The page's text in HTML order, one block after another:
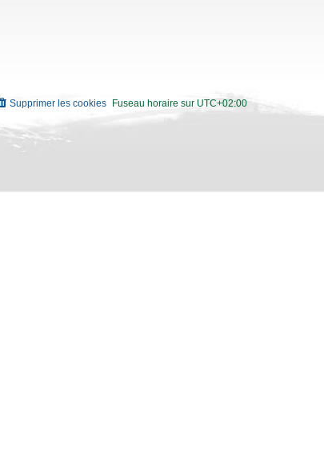
Fuseau horaire sur UTC+02:00
Supprimer les cookies